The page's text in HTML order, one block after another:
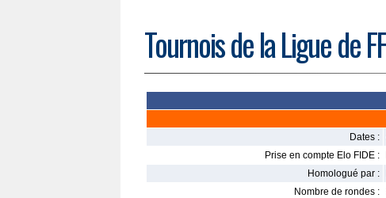
Tournois de la Ligue de
Dates :
Prise en compte Elo FIDE :
Homologué par :
Nombre de rondes :